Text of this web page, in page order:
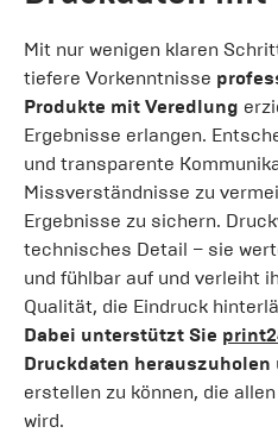
Mit nur wenigen klaren
tiefere Vorkenntnisse
Produkte mit Veredlung
Ergebnisse erlangen.
und transparente
Missverständnisse zu
Ergebnisse zu sichern.
technisches Detail – sie
und fühlbar auf und verleiht
Qualität, die Eindruck
Dabei unterstützt Sie
Druckdaten herauszuholen
erstellen zu können, die
wird.